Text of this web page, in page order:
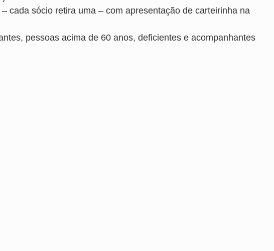
cada sócio retira uma – com apresentação de carteirinha na
pessoas acima de 60 anos, deficientes e acompanhantes